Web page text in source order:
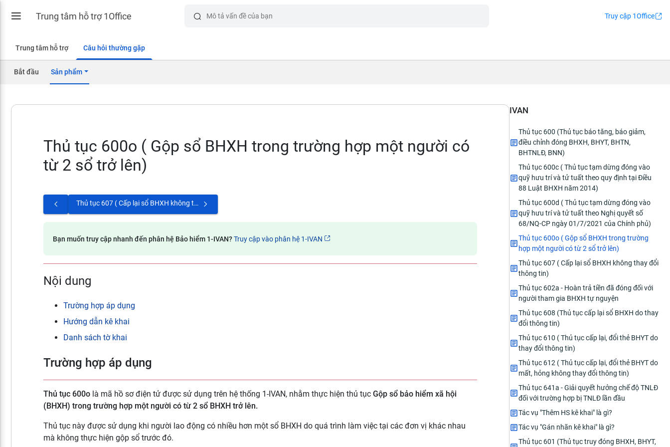
Trung tâm hỗ trợ 1Office Truy cập 1Office
Trung tâm hỗ trợ Câu hỏi thường gặp
Bắt đầu Sản phẩm
Thủ tục 600o ( Gộp sổ BHXH trong trường hợp một người có
từ 2 sổ trở lên)
Thủ tục 607 ( Cấp lại sổ BHXH không thay đổi thông tin)
Bạn muốn truy cập nhanh đến phân hệ Bảo hiểm 1-IVAN?Truy cập vào phân hệ 1-IVAN
Nội dung
Trường hợp áp dụng
Hướng dẫn kê khai
Danh sách tờ khai
Trường hợp áp dụng
Thủ tục 600o là mã hồ sơ điện tử được sử dụng trên hệ thống 1-IVAN, nhằm thực hiện thủ tục Gộp sổ bảo hiểm xã hội
(BHXH) trong trường hợp một người có từ 2 sổ BHXH trở lên.
Thủ tục này được sử dụng khi người lao động có nhiều hơn một sổ BHXH do quá trình làm việc tại các đơn vị khác nhau
mà không thực hiện gộp sổ trước đó.
IVAN
Thủ tục 600 (Thủ tục báo tăng, báo giảm,
điều chỉnh đóng BHXH, BHYT, BHTN,
BHTNLĐ, BNN)
Thủ tục 600c ( Thủ tục tạm dừng đóng vào
quỹ hưu trí và tử tuất theo quy định tại Điều
88 Luật BHXH năm 2014)
Thủ tục 600d ( Thủ tục tạm dừng đóng vào
quỹ hưu trí và tử tuất theo Nghị quyết số
68/NQ-CP ngày 01/7/2021 của Chính phủ)
Thủ tục 600o ( Gộp sổ BHXH trong trường
hợp một người có từ 2 sổ trở lên)
Thủ tục 607 ( Cấp lại sổ BHXH không thay đổi
thông tin)
Thủ tục 602a - Hoàn trả tiền đã đóng đối với
người tham gia BHXH tự nguyện
Thủ tục 608 (Thủ tục cấp lại sổ BHXH do thay
đổi thông tin)
Thủ tục 610 ( Thủ tục cấp lại, đổi thẻ BHYT do
thay đổi thông tin)
Thủ tục 612 ( Thủ tục cấp lại, đổi thẻ BHYT do
mất, hỏng không thay đổi thông tin)
Thủ tục 641a - Giải quyết hưởng chế độ TNLĐ
đối với trường hợp bị TNLĐ lần đầu
Tác vụ "Thêm HS kê khai" là gì?
Tác vụ "Gán nhãn kê khai" là gì?
Thủ tục 601 (Thủ tục truy đóng BHXH, BHYT,